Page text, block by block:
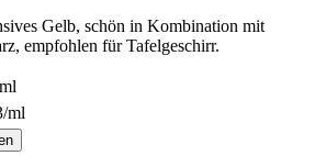
Gelb, schön in Kombination mit
empfohlen für Tafelgeschirr.
ml